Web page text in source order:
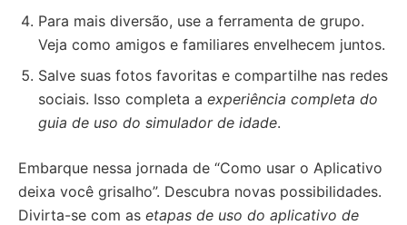
Para mais diversão, use a ferramenta de grupo.
Veja como amigos e familiares envelhecem juntos.
Salve suas fotos favoritas e compartilhe nas redes
sociais. Isso completa a experiência completa do
guia de uso do simulador de idade.
Embarque nessa jornada de “Como usar o Aplicativo
deixa você grisalho”. Descubra novas possibilidades.
Divirta-se com as etapas de uso do aplicativo de